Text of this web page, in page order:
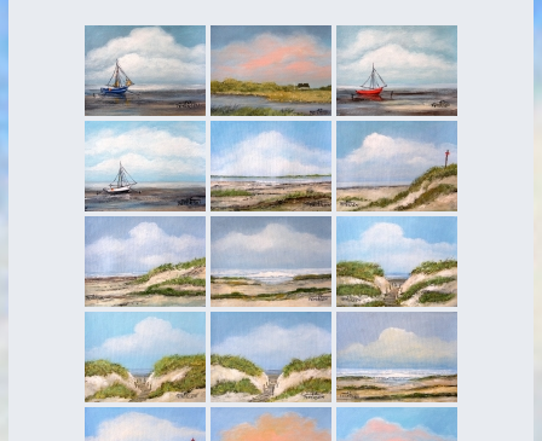
Aquarelle
2020
2018
2017
2016
2013
2007
neue Bilder
2022
2021